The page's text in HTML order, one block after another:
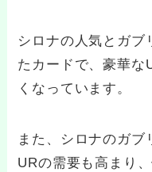
シロナの人気とガブ
たカードで、豪華な
くなっています。
また、シロナのガブ
URの需要も高まり